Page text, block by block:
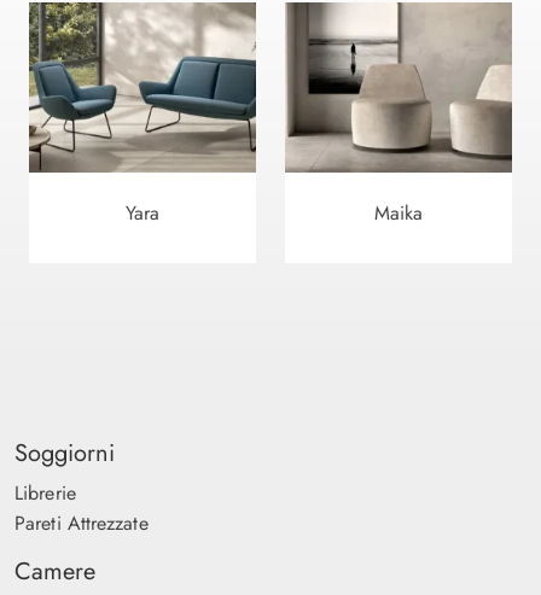
Yara Maika
Soggiorni
Librerie
Pareti Attrezzate
Camere